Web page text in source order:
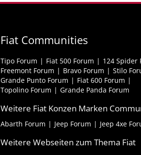
Fiat Communities
Tipo Forum Fiat 500 Forum
124 Spider
Freemont Forum
Bravo Forum
Stilo
Grande Punto Forum
Fiat 600 Forum
Topolino Forum
Grande Panda Forum
Weitere Fiat Konzen Marken
Abarth Forum Jeep Forum Jeep 4xe
Weitere Webseiten zum Thema Fiat